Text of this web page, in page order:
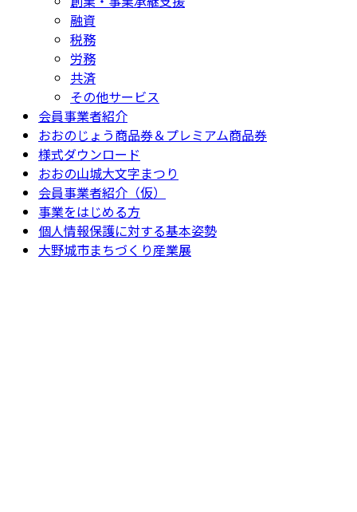
融資
税務
労務
共済
その他サービス
会員事業者紹介
おおのじょう商品券＆プレミアム商品券
様式ダウンロード
おおの山城大文字まつり
会員事業者紹介（仮）
事業をはじめる方
個人情報保護に対する基本姿勢
大野城市まちづくり産業展